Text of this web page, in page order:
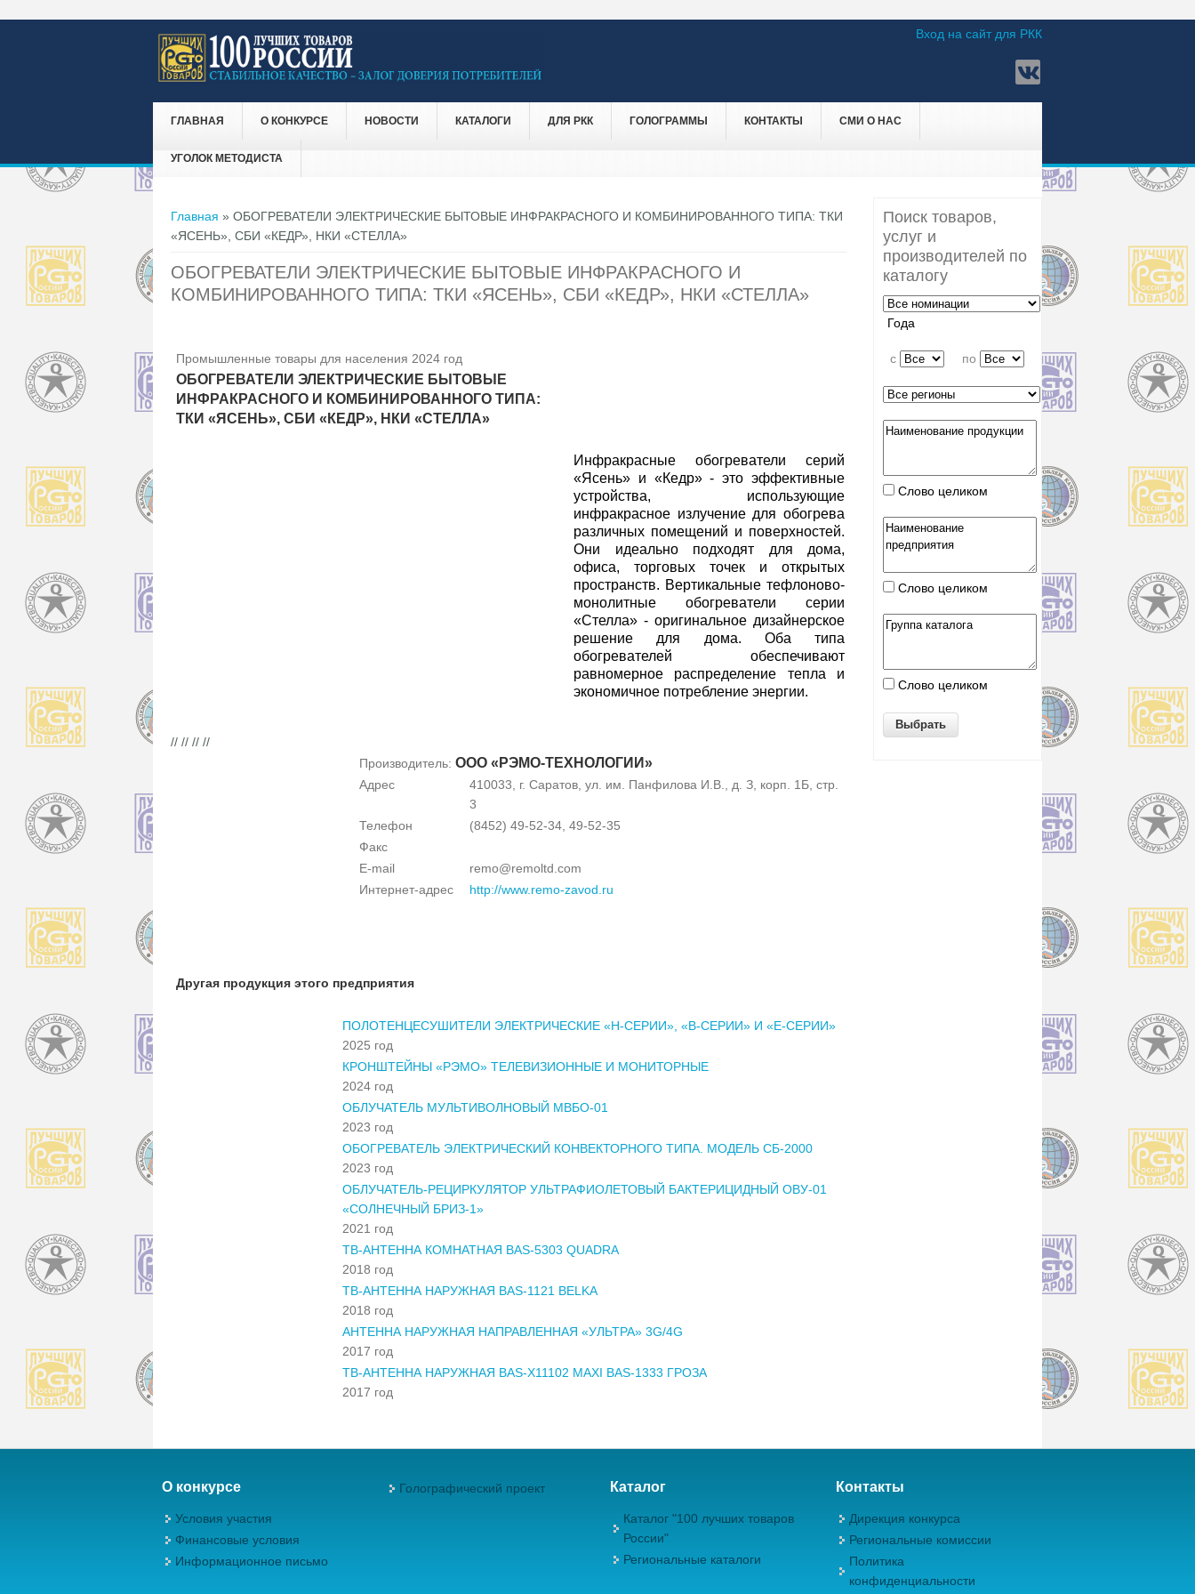
Вход на сайт для РКК
ГЛАВНАЯ О КОНКУРСЕ НОВОСТИ КАТАЛОГИ ДЛЯ РКК ГОЛОГРАММЫ КОНТАКТЫ СМИ О НАС
УГОЛОК МЕТОДИСТА
Вы здесь
Главная » ОБОГРЕВАТЕЛИ ЭЛЕКТРИЧЕСКИЕ БЫТОВЫЕ ИНФРАКРАСНОГО И КОМБИНИРОВАННОГО ТИПА: ТКИ
«ЯСЕНЬ», СБИ «КЕДР», НКИ «СТЕЛЛА»
ОБОГРЕВАТЕЛИ ЭЛЕКТРИЧЕСКИЕ БЫТОВЫЕ ИНФРАКРАСНОГО И
КОМБИНИРОВАННОГО ТИПА: ТКИ «ЯСЕНЬ», СБИ «КЕДР», НКИ «СТЕЛЛА»
Промышленные товары для населения 2024 год
ОБОГРЕВАТЕЛИ ЭЛЕКТРИЧЕСКИЕ БЫТОВЫЕ
ИНФРАКРАСНОГО И КОМБИНИРОВАННОГО ТИПА:
ТКИ «ЯСЕНЬ», СБИ «КЕДР», НКИ «СТЕЛЛА»
Инфракрасные обогреватели серий
«Ясень» и «Кедр» - это эффективные
устройства, использующие
инфракрасное излучение для обогрева
различных помещений и поверхностей.
Они идеально подходят для дома,
офиса, торговых точек и открытых
пространств. Вертикальные тефлоново-
монолитные обогреватели серии
«Стелла» - оригинальное дизайнерское
решение для дома. Оба типа
обогревателей обеспечивают
равномерное распределение тепла и
экономичное потребление энергии.
// // // //
Производитель: ООО «РЭМО-ТЕХНОЛОГИИ»
Адрес
410033, г. Саратов, ул. им. Панфилова И.В., д. З, корп. 1Б, стр.
3
Телефон
(8452) 49-52-34, 49-52-35
Факс
E-mail
remo@remoltd.com
Интернет-адрес
http://www.remo-zavod.ru
Другая продукция этого предприятия
ПОЛОТЕНЦЕСУШИТЕЛИ ЭЛЕКТРИЧЕСКИЕ «Н-СЕРИИ», «В-СЕРИИ» И «Е-СЕРИИ»
2025 год
КРОНШТЕЙНЫ «РЭМО» ТЕЛЕВИЗИОННЫЕ И МОНИТОРНЫЕ
2024 год
ОБЛУЧАТЕЛЬ МУЛЬТИВОЛНОВЫЙ МВБО-01
2023 год
ОБОГРЕВАТЕЛЬ ЭЛЕКТРИЧЕСКИЙ КОНВЕКТОРНОГО ТИПА. МОДЕЛЬ СБ-2000
2023 год
ОБЛУЧАТЕЛЬ-РЕЦИРКУЛЯТОР УЛЬТРАФИОЛЕТОВЫЙ БАКТЕРИЦИДНЫЙ ОВУ-01
«СОЛНЕЧНЫЙ БРИЗ-1»
2021 год
ТВ-АНТЕННА КОМНАТНАЯ BAS-5303 QUADRA
2018 год
ТВ-АНТЕННА НАРУЖНАЯ BAS-1121 BELKA
2018 год
АНТЕННА НАРУЖНАЯ НАПРАВЛЕННАЯ «УЛЬТРА» 3G/4G
2017 год
ТВ-АНТЕННА НАРУЖНАЯ BAS-X11102 MAXI BAS-1333 ГРОЗА
2017 год
Поиск товаров,
услуг и
производителей по
каталогу
Года
c по
Слово целиком
Слово целиком
Слово целиком
О конкурсе
Условия участия
Финансовые условия
Информационное письмо
Голографический проект Каталог
Каталог "100 лучших товаров
России"
Региональные каталоги
Контакты
Дирекция конкурса
Региональные комиссии
Политика
конфиденциальности